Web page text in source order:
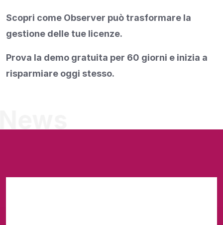
Scopri come Observer può trasformare la
gestione delle tue licenze.
Prova la demo gratuita per 60 giorni e inizia a
risparmiare oggi stesso.